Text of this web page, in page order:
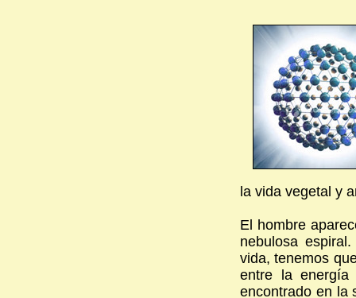
la vida vegetal y
El hombre
nebulosa
vida, tenemos
entre la energía
encontrado en la